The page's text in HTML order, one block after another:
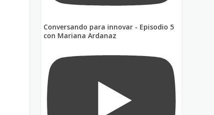
Conversando para innovar - Episodio 5
con Mariana Ardanaz